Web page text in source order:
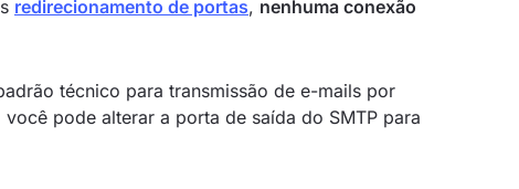
redirecionamento de portas, nenhuma conexão
técnico para transmissão de e-mails por
pode alterar a porta de saída do SMTP para